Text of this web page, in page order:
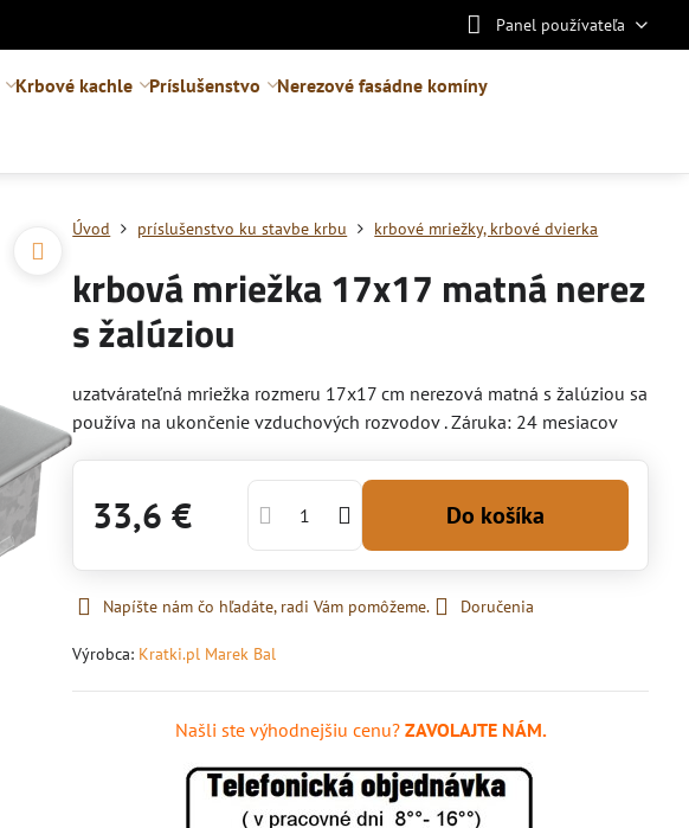
Panel používateľa
Krbové kachle Príslušenstvo Nerezové fasádne komíny
Úvod príslušenstvo ku stavbe krbu krbové mriežky, krbové dvierka
krbová mriežka 17x17 matná nerez
s žalúziou
uzatvárateľná mriežka rozmeru 17x17 cm nerezová matná s žalúziou sa
používa na ukončenie vzduchových rozvodov . Záruka: 24 mesiacov
33,6 € Do košíka
Napíšte nám čo hľadáte, radi Vám pomôžeme. Doručenia
Výrobca: Kratki.pl Marek Bal
Našli ste výhodnejšiu cenu?ZAVOLAJTE NÁM.